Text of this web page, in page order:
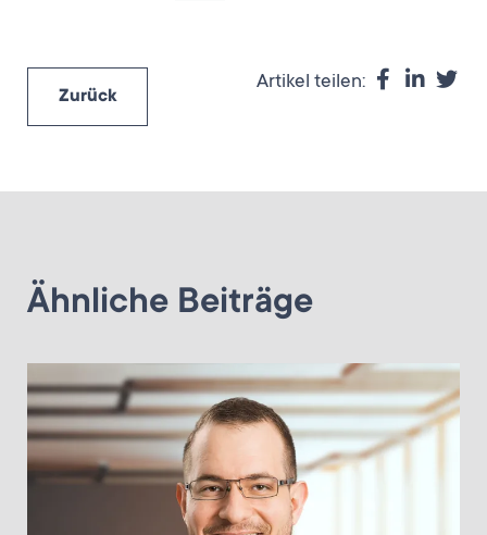
Zurück
Artikel teilen:
Ähnliche Beiträge